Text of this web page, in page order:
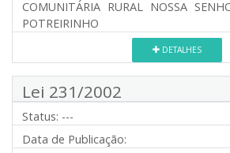
COMUNITÁRIA RURAL NOSSA
POTREIRINHO
DETALHES
Lei 231/2002
Status: ---
Data de Publicação: